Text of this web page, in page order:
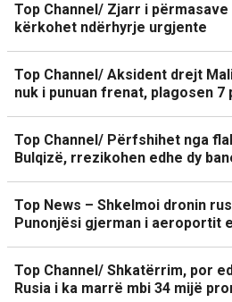
Top Channel/ Zjarr i
kërkohet ndërhyrje urgjente
Top Channel/ Aksident drejt
nuk i punuan frenat, plagosen 7
Top Channel/ Përfshihet nga
Bulqizë, rrezikohen edhe dy
Top News – Shkelmoi dronin
Punonjësi gjerman i aeroportit
Top Channel/ Shkatërrim, por
Rusia i ka marrë mbi 34 mijë